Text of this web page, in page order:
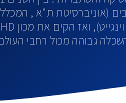
(אוניברסיטת ת"א ,